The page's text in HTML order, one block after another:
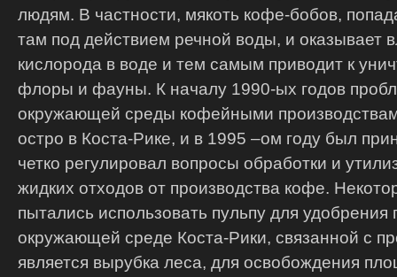
людям. В частности, мякоть кофе-бобов,
там под действием речной воды, и оказывает
кислорода в воде и тем самым приводит к
флоры и фауны. К началу 1990-ых годов
окружающей среды кофейными
остро в Коста-Рике, и в 1995 –ом году был
четко регулировал вопросы обработки и
жидких отходов от производства кофе.
пытались использовать пульпу для удобрения
окружающей среде Коста-Рики, связанной с
является вырубка леса, для освобождения